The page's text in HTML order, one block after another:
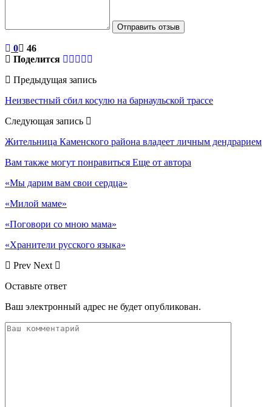
Отправить отзыв
0
46
Поделится
Предыдущая запись
Неизвестный сбил косулю на барнаульской трассе
Следующая запись
Жительница Каменского района владеет личным дендрарием
Вам также могут понравиться Еще от автора
«Мы дарим вам свои сердца»
«Милой маме»
«Поговори со мною мама»
«Хранители русского языка»
Prev Next
Оставьте ответ
Ваш электронный адрес не будет опубликован.